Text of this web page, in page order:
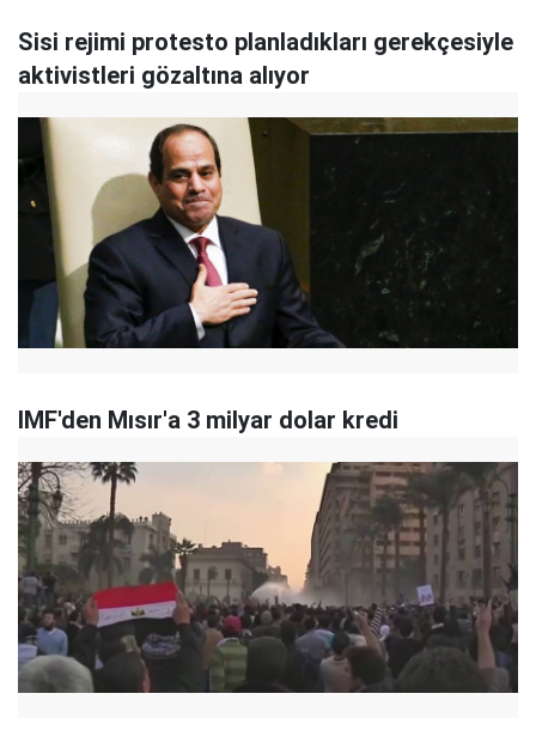
Sisi rejimi protesto planladıkları gerekçesiyle
aktivistleri gözaltına alıyor
IMF'den Mısır'a 3 milyar dolar kredi